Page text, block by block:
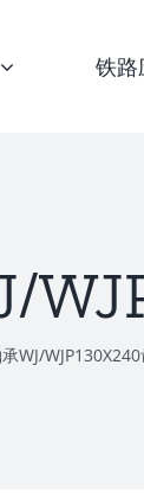
铁路
WJ/